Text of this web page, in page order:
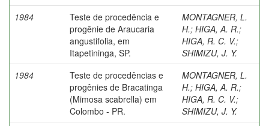
1984
Teste de procedência e
progênie de Araucaria
angustifolia, em
Itapetininga, SP.
MONTAGNER, L.
H.; HIGA, A. R.;
HIGA, R. C. V.;
SHIMIZU, J. Y.
1984
Teste de procedências e
progênies de Bracatinga
(Mimosa scabrella) em
Colombo - PR.
MONTAGNER, L.
H.; HIGA, A. R.;
HIGA, R. C. V.;
SHIMIZU, J. Y.